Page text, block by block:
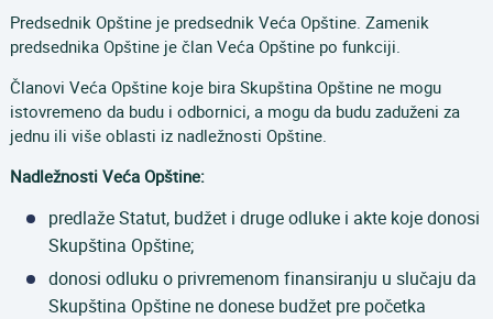
Predsednik Opštine je predsednik Veća Opštine. Zamenik
predsednika Opštine je član Veća Opštine po funkciji.
Članovi Veća Opštine koje bira Skupština Opštine ne mogu
istovremeno da budu i odbornici, a mogu da budu zaduženi za
jednu ili više oblasti iz nadležnosti Opštine.
Nadležnosti Veća Opštine:
predlaže Statut, budžet i druge odluke i akte koje donosi
Skupština Opštine;
donosi odluku o privremenom finansiranju u slučaju da
Skupština Opštine ne donese budžet pre početka